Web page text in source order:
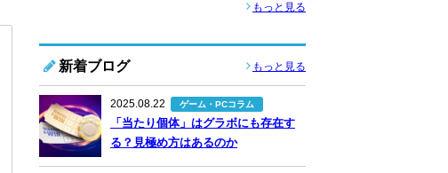
もっと見る
新着ブログ もっと見る
2025.08.22 ゲーム・PCコラム
「当たり個体」はグラボにも存在す
る？見極め方はあるのか